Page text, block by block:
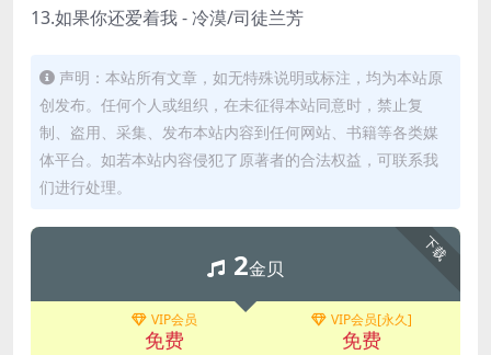
13.如果你还爱着我 - 冷漠/司徒兰芳
声明：本站所有文章，如无特殊说明或标注，均为本站原
创发布。任何个人或组织，在未征得本站同意时，禁止复
制、盗用、采集、发布本站内容到任何网站、书籍等各类媒
体平台。如若本站内容侵犯了原著者的合法权益，可联系我
们进行处理。
下载
2金贝
VIP会员
免费
VIP会员[永久]
免费